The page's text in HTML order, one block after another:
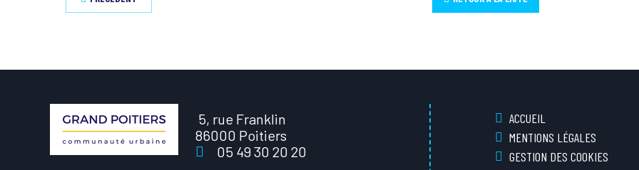
5, rue Franklin
86000 Poitiers
05 49 30 20 20
ACCUEIL
MENTIONS LÉGALES
GESTION DES COOKIES